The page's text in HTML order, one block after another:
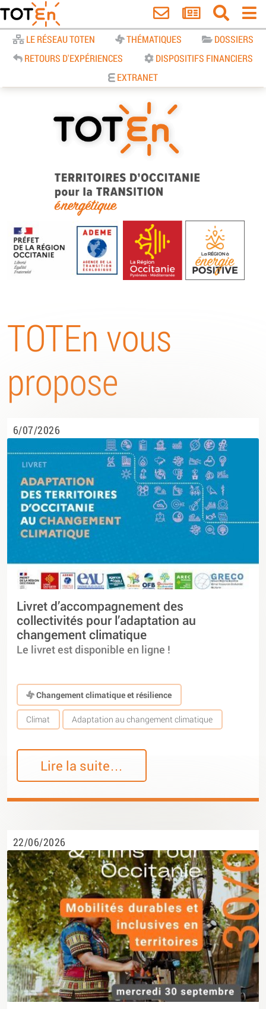
LE RÉSEAU TOTEN THÉMATIQUES
DOSSIERS
RETOURS D'EXPÉRIENCES
DISPOSITIFS FINANCIERS
EXTRANET
TOTEn Occitanie | Territoires
d’Occitanie pour la Transition
Energétique
TOTEn vous
propose
6/07/2026
Livret d’accompagnement des
collectivités pour l’adaptation au
changement climatique
Le livret est disponible en ligne !
Changement climatique et résilience
Climat Adaptation au changement climatique
Lire la suite…
22/06/2026